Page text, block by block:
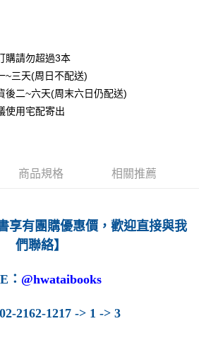
購請勿超過3本
三天(周日不配送)
二~六天(周末六日仍配送)
使用宅配寄出
商品規格 相關推薦
享有團購優惠價，歡迎直接與我
們聯絡】
： @hwataibooks
02-2162-1217 -> 1 -> 3